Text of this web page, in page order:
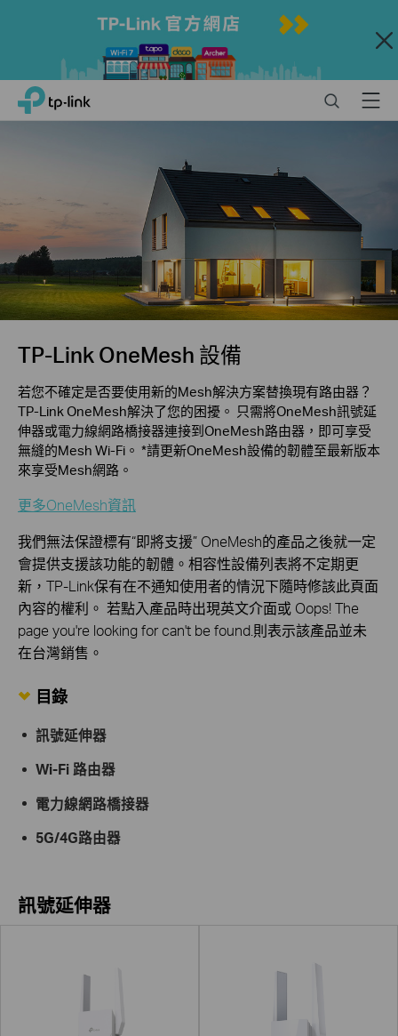
Close
ClickTP-Link, Reliably Smart SearchMenu
TP-Link OneMesh 設備
若您不確定是否要使用新的Mesh解決方案替換現有路由器？
TP-Link OneMesh解決了您的困擾。 只需將OneMesh訊號延
伸器或電力線網路橋接器連接到OneMesh路由器，即可享受
無縫的Mesh Wi-Fi。 *請更新OneMesh設備的韌體至最新版本
來享受Mesh網路。
更多OneMesh資訊
我們無法保證標有“即將支援” OneMesh的產品之後就一定
會提供支援該功能的韌體。相容性設備列表將不定期更
新，TP-Link保有在不通知使用者的情況下隨時修該此頁面
內容的權利。 若點入產品時出現英文介面或 Oops! The
page you're looking for can't be found.則表示該產品並未
在台灣銷售。
目錄
訊號延伸器
Wi-Fi 路由器
電力線網路橋接器
5G/4G路由器
訊號延伸器